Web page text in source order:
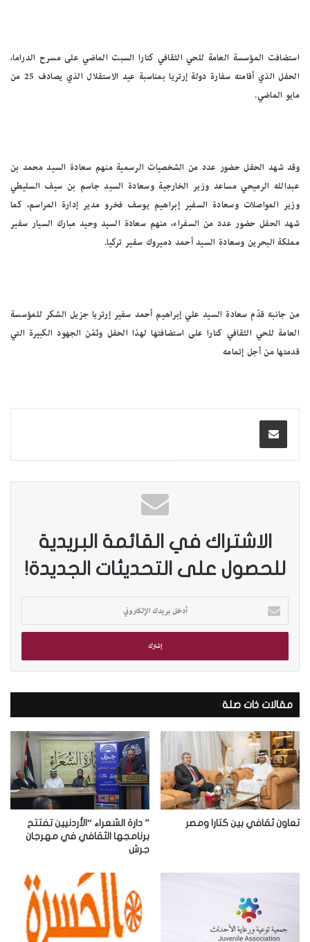
استضافت المؤسسة العامة للحي الثقافي كتارا السبت الماضي على مسرح الدراما،
الحفل الذي أقامته سفارة دولة إرتريا بمناسبة عيد الاستقلال الذي يصادف 25 من
مايو الماضي.
وقد شهد الحفل حضور عدد من الشخصيات الرسمية منهم سعادة السيد محمد بن
عبدالله الرميحي مساعد وزير الخارجية وسعادة السيد جاسم بن سيف السليطي
وزير المواصلات وسعادة السفير إبراهيم يوسف فخرو مدير إدارة المراسم، كما
شهد الحفل حضور عدد من السفراء، منهم سعادة السيد وحيد مبارك السيار سفير
مملكة البحرين وسعادة السيد أحمد دميروك سفير تركيا.
من جانبه قدّم سعادة السيد علي إبراهيم أحمد سفير إرتريا جزيل الشكر للمؤسسة
العامة للحي الثقافي كتارا على استضافتها لهذا الحفل وثمّن الجهود الكبيرة التي
قدمتها من أجل إتمامه
الاشتراك في القائمة البريدية
للحصول على التحديثات الجديدة!
خ
ب
ي
د
ك
ا
ل
إ
ل
ت
ر
مقالات ذات صلة
تعاون ثقافي بين كتارا ومصر
” دارة الشعراء “الأردنيين تفتتح
برنامجها الثقافي في مهرجان
جرش